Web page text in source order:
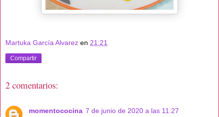
Martuka García Alvarez en 21:21
Compartir
2 comentarios:
momentococina 7 de junio de 2020 a las 11:27